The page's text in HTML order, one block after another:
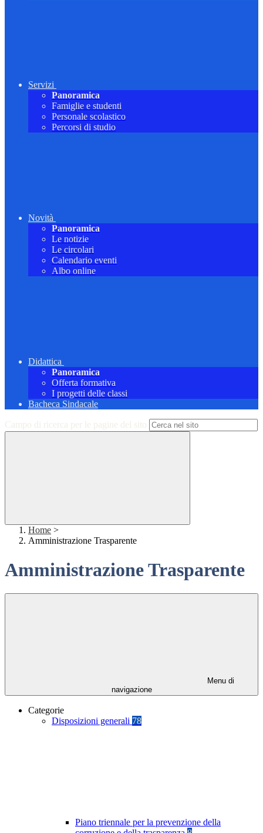
Servizi
Panoramica
Famiglie e studenti
Personale scolastico
Percorsi di studio
Novità
Panoramica
Le notizie
Le circolari
Calendario eventi
Albo online
Didattica
Panoramica
Offerta formativa
I progetti delle classi
Bacheca Sindacale
Campo di ricerca per le pagine del sito
Home >
Amministrazione Trasparente
Amministrazione Trasparente
Menu di
navigazione
Categorie
Disposizioni generali 78
Piano triennale per la prevenzione della